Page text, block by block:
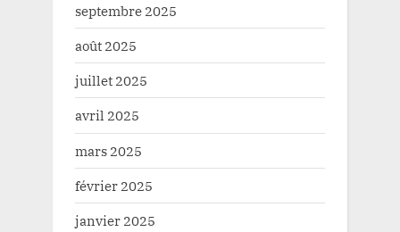
septembre 2025
août 2025
juillet 2025
avril 2025
mars 2025
février 2025
janvier 2025